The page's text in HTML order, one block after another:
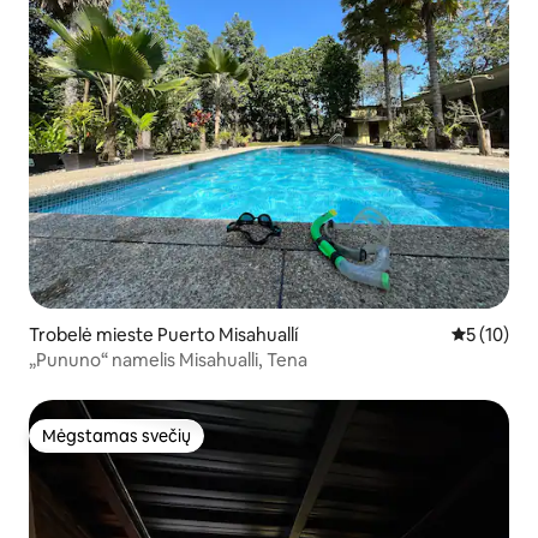
Trobelė mieste Puerto Misahuallí Vidutinis
5 (10)
„Pununo“ namelis Misahualli, Tena
Mėgstamas svečių
Mėgstamas svečių